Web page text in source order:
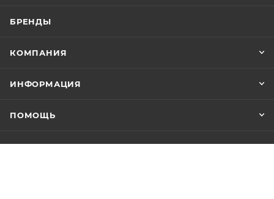
БРЕНДЫ
КОМПАНИЯ
ИНФОРМАЦИЯ
ПОМОЩЬ